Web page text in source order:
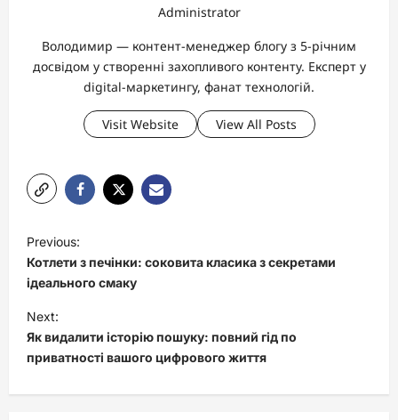
Administrator
Володимир — контент-менеджер блогу з 5-річним
досвідом у створенні захопливого контенту. Експерт у
digital-маркетингу, фанат технологій.
Visit Website View All Posts
o
s
t
n
a
v
Previous:
Котлети з печінки: соковита класика з секретами
ідеального смаку
Next:
Як видалити історію пошуку: повний гід по
приватності вашого цифрового життя